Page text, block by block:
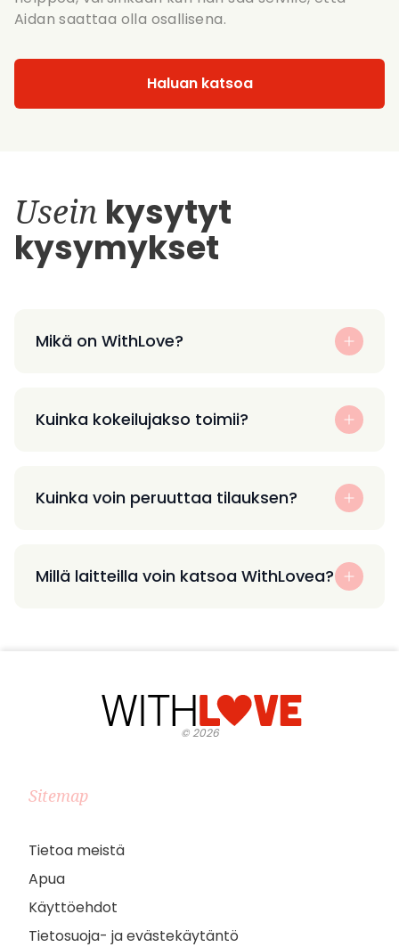
Aidan saattaa olla osallisena.
Haluan katsoa
Usein kysytyt
kysymykset
Mikä on WithLove?
Kuinka kokeilujakso toimii?
Kuinka voin peruuttaa tilauksen?
Millä laitteilla voin katsoa WithLovea?
©2026
Sitemap
Tietoa meistä
Apua
Käyttöehdot
Tietosuoja- ja evästekäytäntö